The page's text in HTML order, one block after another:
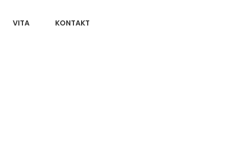
VITA KONTAKT